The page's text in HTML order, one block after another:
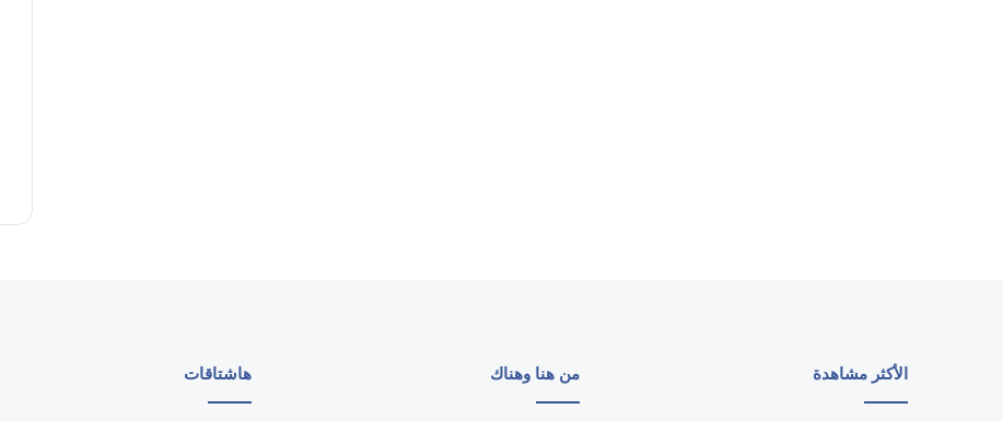
الأكثر مشاهدة من هنا وهناك هاشتاقات